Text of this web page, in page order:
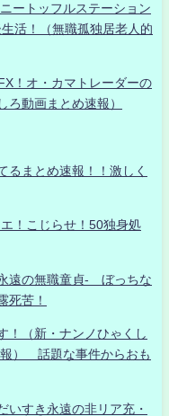
ートッフルステーション
活！（無職孤独居老人的
！オ・カマトレーダーの
動画まとめ速報）
るまとめ速報！！激しく
！こじらせ！50独身処
遠の無職童貞- ぼっちな
死苦！
！（新・ナンノひゃくし
） 話題な事件からおも
いすき永遠の非リア充・